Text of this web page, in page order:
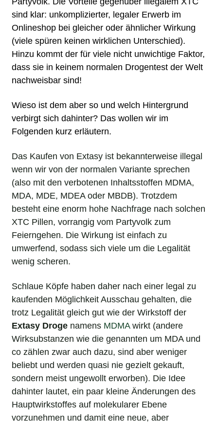
sind klar: unkomplizierter, legaler Erwerb im
Onlineshop bei gleicher oder ähnlicher Wirkung
(viele spüren keinen wirklichen Unterschied).
Hinzu kommt der für viele nicht unwichtige Faktor,
dass sie in keinem normalen Drogentest der Welt
nachweisbar sind!
Wieso ist dem aber so und welch Hintergrund
verbirgt sich dahinter? Das wollen wir im
Folgenden kurz erläutern.
Das Kaufen von Extasy ist bekannterweise illegal
wenn wir von der normalen Variante sprechen
(also mit den verbotenen Inhaltsstoffen MDMA,
MDA, MDE, MDEA oder MBDB). Trotzdem
besteht eine enorm hohe Nachfrage nach solchen
XTC Pillen, vorrangig vom Partyvolk zum
Feierngehen. Die Wirkung ist einfach zu
umwerfend, sodass sich viele um die Legalität
wenig scheren.
Schlaue Köpfe haben daher nach einer legal zu
kaufenden Möglichkeit Ausschau gehalten, die
trotz Legalität gleich gut wie der Wirkstoff der
Extasy Droge namens MDMAwirkt (andere
Wirksubstanzen wie die genannten um MDA und
co zählen zwar auch dazu, sind aber weniger
beliebt und werden quasi nie gezielt gekauft,
sondern meist ungewollt erworben). Die Idee
dahinter lautet, ein paar kleine Änderungen des
Hauptwirkstoffes auf molekularer Ebene
vorzunehmen und damit eine neue, aber